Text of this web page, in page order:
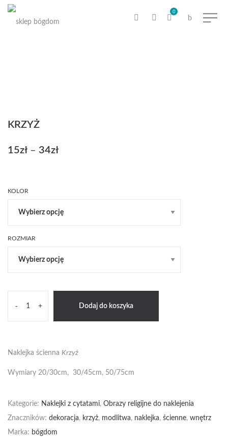
0
KRZYŻ
15zł – 34zł
15zł
34zł
KOLOR
ROZMIAR
-
Krzyż
+ Dodaj do koszyka
Naklejka ścienna Krzyż
Wymiary 20/30cm, 30/45cm, 50/75cm
Kategorie: Naklejki z cytatami, Obrazy religijne do naklejenia
Znaczników: dekoracja, krzyż, modlitwa, naklejka, ścienne, wnętrz
Marka: bógdom